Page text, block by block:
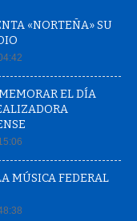
«NORTEÑA» SU
EL DÍA
MÚSICA FEDERAL